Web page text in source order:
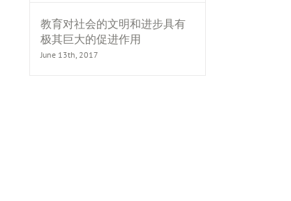
教育对社会的文明和进步具有
极其巨大的促进作用
June 13th, 2017